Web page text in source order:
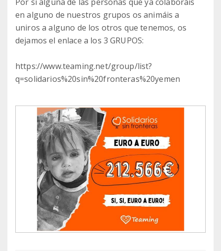
en alguno de nuestros grupos os animáis a
uniros a alguno de los otros que tenemos, os
dejamos el enlace a los 3 GRUPOS:
https://www.teaming.net/group/list?
q=solidarios%20sin%20fronteras%20yemen